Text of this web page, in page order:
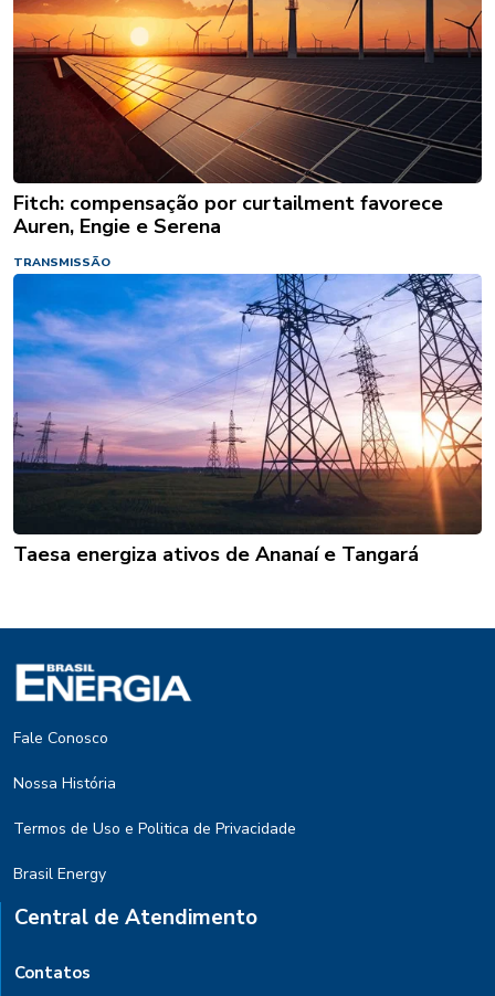
Fitch: compensação por curtailment favorece
Auren, Engie e Serena
TRANSMISSÃO
Taesa energiza ativos de Ananaí e Tangará
Fale Conosco
Nossa História
Termos de Uso e Politica de Privacidade
Brasil Energy
Central de Atendimento
Contatos